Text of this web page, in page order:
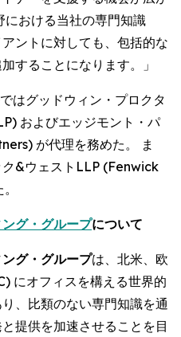
における当社の専門知識
ントに対しても、包括的な
することになります。」
はグッドウィン・プロクタ
およびエッジモント・パ
が代理を務めた。 ま
&ウェストLLP (Fenwick
グ・グループについて
グ・グループは、北米、欧
にオフィスを構える世界的
、比類のない専門知識を通
提供を加速させることを目